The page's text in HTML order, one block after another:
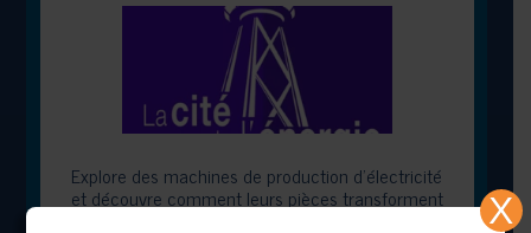
Explore des machines de production d’électricité
et découvre comment leurs pièces transforment X